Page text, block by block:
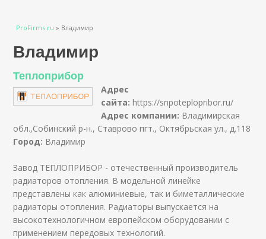
Вы здесь
ProFirms.ru » Владимир
Владимир
Теплоприбор
Адрес
сайта: https://snpoteplopribor.ru/
Адрес компании: Владимирская
обл.,Собинский р-н., Ставрово пгт., Октябрьская ул., д.118
Город: Владимир
Завод ТЕПЛОПРИБОР - отечественный производитель
радиаторов отопления. В модельной линейке
представлены как алюминиевые, так и биметаллические
радиаторы отопления. Радиаторы выпускается на
высокотехнологичном европейском оборудовании с
применением передовых технологий.